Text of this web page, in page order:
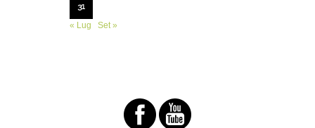
31
« Lug
Set »